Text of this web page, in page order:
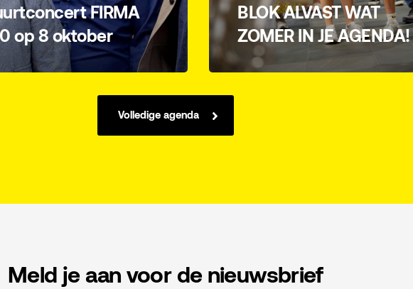
FIRMA
op 8 oktober
BLOK ALVAST WAT
ZOMER IN JE AGENDA!
Volledige agenda
Meld je aan voor de nieuwsbrief